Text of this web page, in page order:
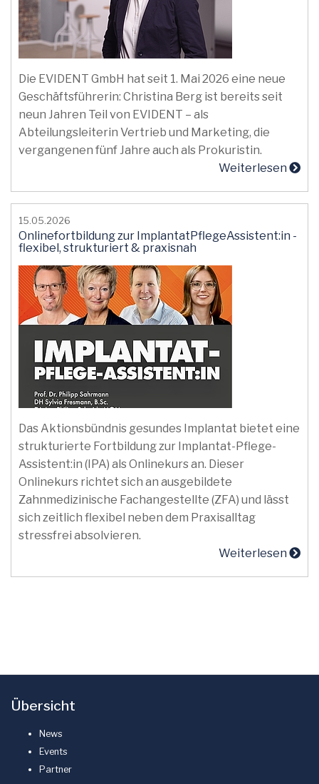
Die EVIDENT GmbH hat seit 1. Mai 2026 eine neue
Geschäftsführerin: Christina Berg ist bereits seit
neun Jahren Teil von EVIDENT – als
Abteilungsleiterin Vertrieb und Marketing, die
vergangenen fünf Jahre auch als Prokuristin.
Weiterlesen
15.05.2026
Onlinefortbildung zur ImplantatPflegeAssistent:in -
flexibel, strukturiert & praxisnah
Das Aktionsbündnis gesundes Implantat bietet eine
strukturierte Fortbildung zur Implantat-Pflege-
Assistent:in (IPA) als Onlinekurs an. Dieser
Onlinekurs richtet sich an ausgebildete
Zahnmedizinische Fachangestellte (ZFA) und lässt
sich zeitlich flexibel neben dem Praxisalltag
stressfrei absolvieren.
Weiterlesen
Übersicht
News
Events
Partner